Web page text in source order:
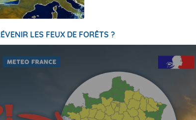
LES FEUX DE FORÊTS ?